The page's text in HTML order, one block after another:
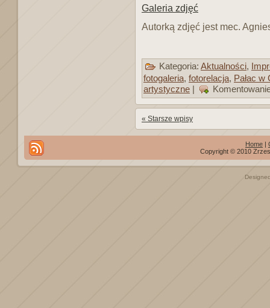
Galeria zdjęć
Autorką zdjęć jest mec.
Kategoria: Aktualności,
fotogaleria, fotorelacja, Pałac w
artystyczne |
« Starsze wpisy
Home |
Copyright © 2010